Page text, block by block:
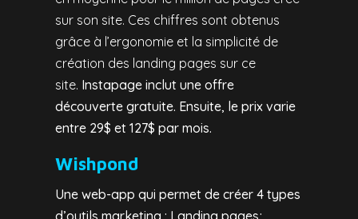
sur son site. Ces chiffres sont obtenus
grâce à l’ergonomie et la simplicité de
création des landing pages sur ce
site. Instapage inclut une offre
découverte gratuite. Ensuite, le prix varie
entre 29$ et 127$ par mois.
Wishpond
Une web-app qui permet de créer 4 types
d’outils marketing : Landing pages;